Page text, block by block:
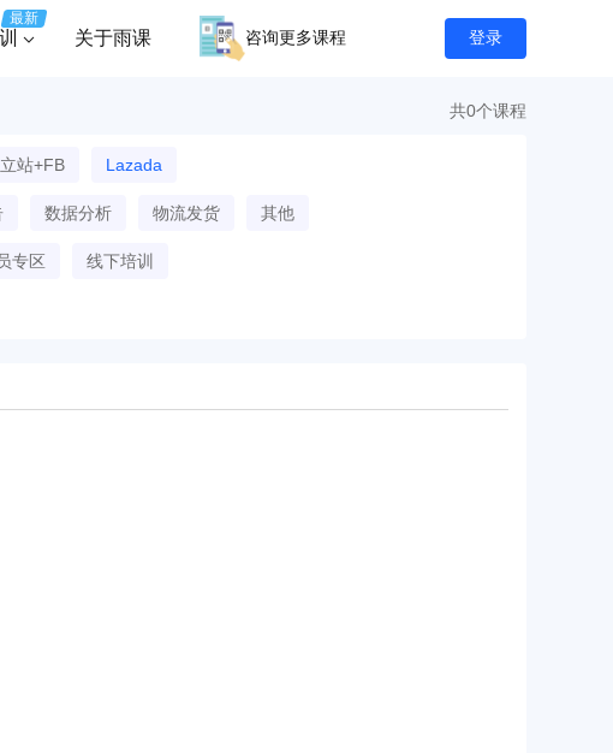
最新
关于雨课 咨询更多课程 登录
共0个课程
站+FB Lazada
数据分析 物流发货 其他
专区 线下培训